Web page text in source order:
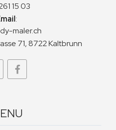
15 03
:
maler.ch
71, 8722 Kaltbrunn